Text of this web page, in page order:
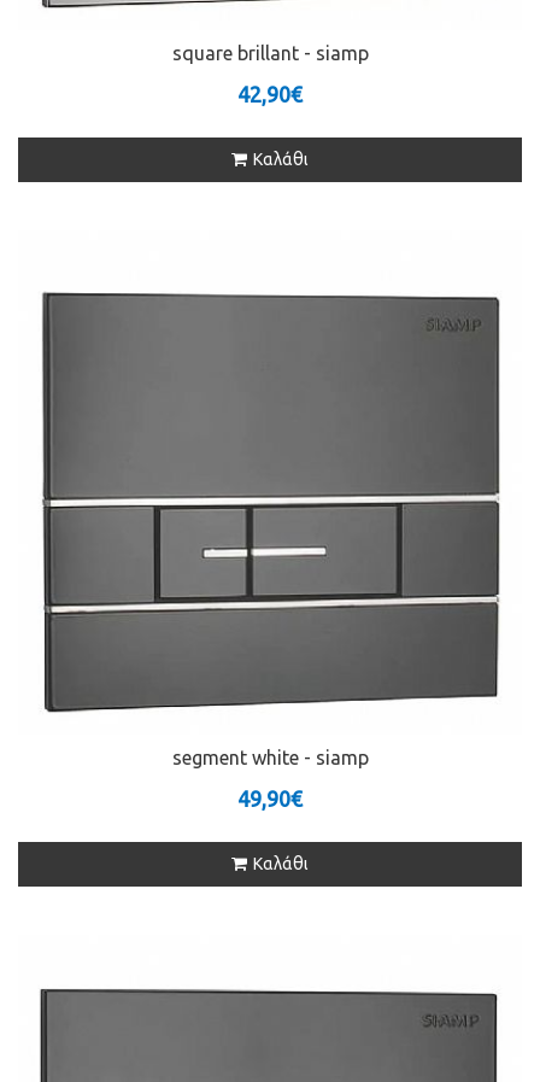
square brillant - siamp
42,90€
Καλάθι
segment white - siamp
49,90€
Καλάθι